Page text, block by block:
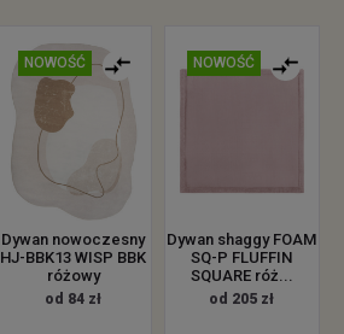
NOWOŚĆ
Dywan nowoczesny
HJ-BBK13 WISP BBK
różowy
od 84 zł
NOWOŚĆ
Dywan shaggy FOAM
SQ-P FLUFFIN
SQUARE róż...
od 205 zł